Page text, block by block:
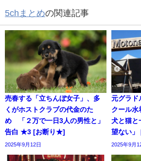
5chまとめの関連記事
売春する「立ちんぼ女子」、多
くがホストクラブの代金のた
め 「２万で一日3人の男性と」
告白 ★3 [お断り★]
2025年9月12日
元グラド
クール
犬と猫と
望ない
2025年9月